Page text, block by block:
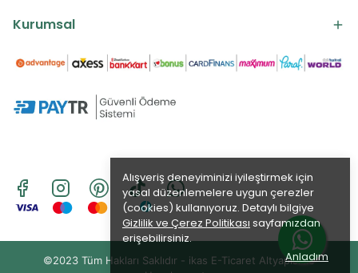
Alışveriş deneyiminizi iyileştirmek için
yasal düzenlemelere uygun çerezler
(cookies) kullanıyoruz. Detaylı bilgiye
Gizlilik ve Çerez Politikası sayfamızdan
erişebilirsiniz.
Anladım
Kurumsal
©2023 Tüm Hakları Saklıdır - ikas E-Ticaret Altyapısı ile